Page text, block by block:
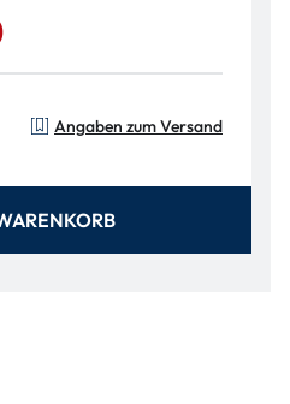
Angaben zum Versand